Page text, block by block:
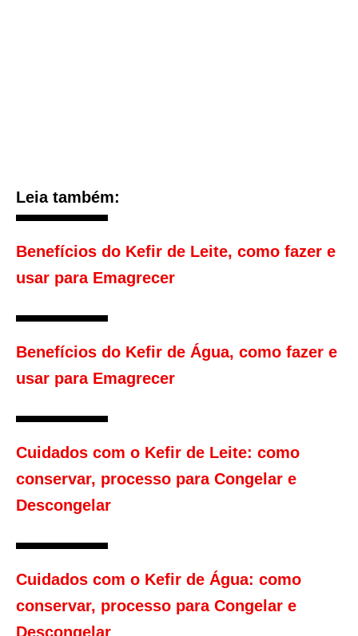
Leia também:
Benefícios do Kefir de Leite, como fazer e
usar para Emagrecer
Benefícios do Kefir de Água, como fazer e
usar para Emagrecer
Cuidados com o Kefir de Leite: como
conservar, processo para Congelar e
Descongelar
Cuidados com o Kefir de Água: como
conservar, processo para Congelar e
Descongelar